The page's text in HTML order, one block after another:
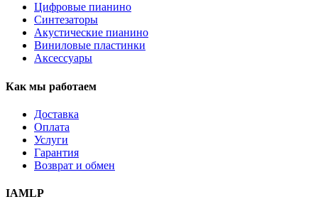
Цифровые пианино
Синтезаторы
Акустические пианино
Виниловые пластинки
Аксессуары
Как мы работаем
Доставка
Оплата
Услуги
Гарантия
Возврат и обмен
IAMLP